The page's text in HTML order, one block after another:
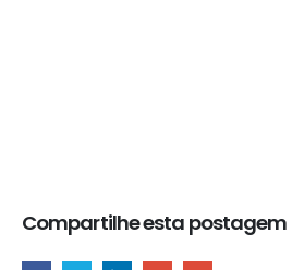
Compartilhe esta postagem